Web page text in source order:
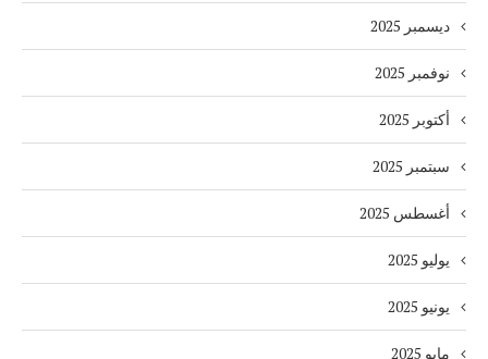
ديسمبر 2025
نوفمبر 2025
أكتوبر 2025
سبتمبر 2025
أغسطس 2025
يوليو 2025
يونيو 2025
مايو 2025